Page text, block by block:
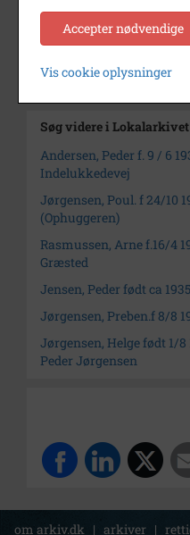
Arkiv
Kontakt arkivet
Søg videre i
Andersen, Peder f. 9 / 6
Indelukkedevej
Jørgensen, Poul. f 24/10
(Ophuggeren)
Rasmussen, Arne f.16/4
Græsted
Jensen, Peder født ca
Jørgensen, Preben.f 8/8
Jørgensen, Helge født 1/
Peder Jørgensen
om arkiv.dk | arkiver |
Accepter nødvendige
Vis cookie oplysninger